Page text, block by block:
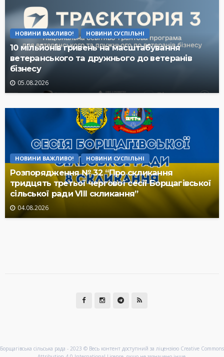
НОВИНИ ВАЖЛИВО! НОВИНИ СУСПІЛЬНІ
10 мільйонів гривень на масштабування
ветеранського та дружнього до ветеранів
бізнесу
05.08.2026
НОВИНИ ВАЖЛИВО! НОВИНИ СУСПІЛЬНІ
Розпорядження № 32 “Про скликання
тридцять третьої чергової сесії Борщагівської
сільської ради VIII скликання”
04.08.2026
Борщагівська сільська рада - 2023 © Весь контент доступний за ліцензією Creative Commons